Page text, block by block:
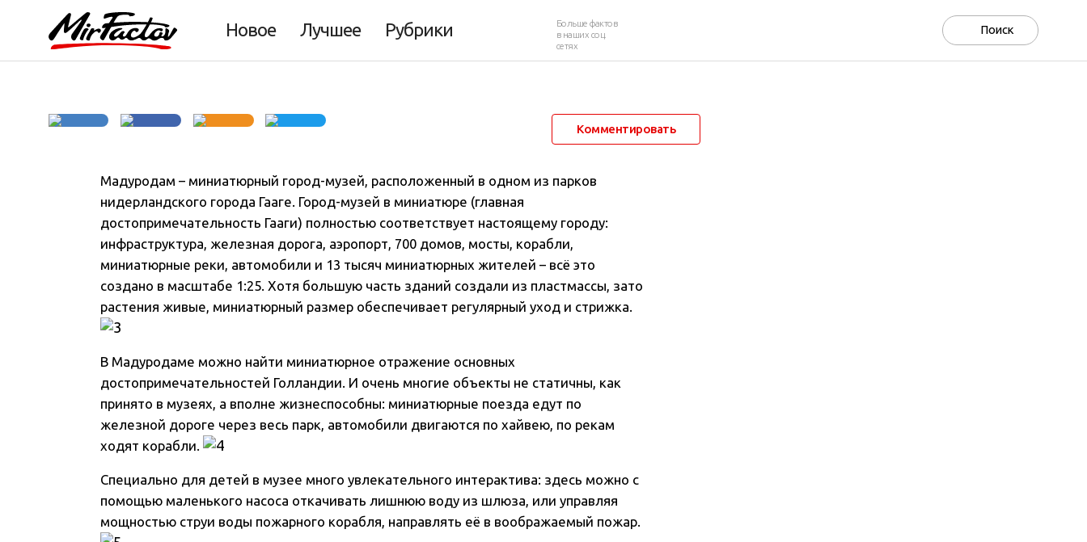
Новое Лучшее Рубрики
Больше фактов
в наших соц.
сетях
Комментировать
Мадуродам – миниатюрный город-музей, расположенный в одном из парков
нидерландского города Гааге. Город-музей в миниатюре (главная
достопримечательность Гааги) полностью соответствует настоящему городу:
инфраструктура, железная дорога, аэропорт, 700 домов, мосты, корабли,
миниатюрные реки, автомобили и 13 тысяч миниатюрных жителей – всё это
создано в масштабе 1:25. Хотя большую часть зданий создали из пластмассы, зато
растения живые, миниатюрный размер обеспечивает регулярный уход и стрижка.
В Мадуродаме можно найти миниатюрное отражение основных
достопримечательностей Голландии. И очень многие объекты не статичны, как
принято в музеях, а вполне жизнеспособны: миниатюрные поезда едут по
железной дороге через весь парк, автомобили двигаются по хайвею, по рекам
ходят корабли.
Специально для детей в музее много увлекательного интерактива: здесь можно с
помощью маленького насоса откачивать лишнюю воду из шлюза, или управляя
мощностью струи воды пожарного корабля, направлять её в воображаемый пожар.